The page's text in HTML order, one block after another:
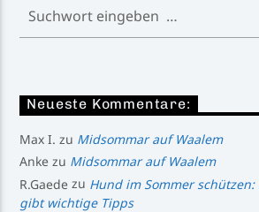
Neueste Kommentare:
Max I. zu Midsommar auf Waalem
Anke zu Midsommar auf Waalem
R.Gaede zu Hund im Sommer
gibt wichtige Tipps